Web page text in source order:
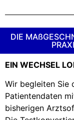
DIE
EIN WECHSEL
Wir begleiten Sie
Patientendaten
bisherigen